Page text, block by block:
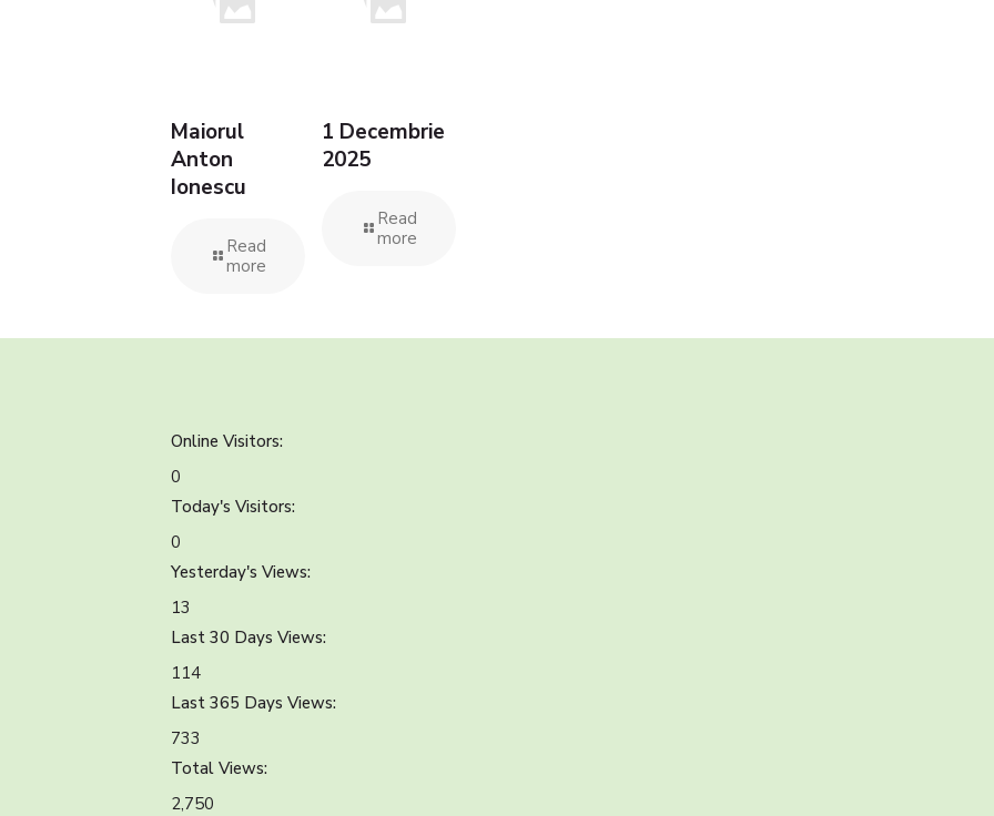
Maiorul
Anton
Ionescu
Read
more
1 Decembrie
2025
Read
more
Online Visitors:
0
Today's Visitors:
0
Yesterday's Views:
13
Last 30 Days Views:
114
Last 365 Days Views:
733
Total Views:
2,750